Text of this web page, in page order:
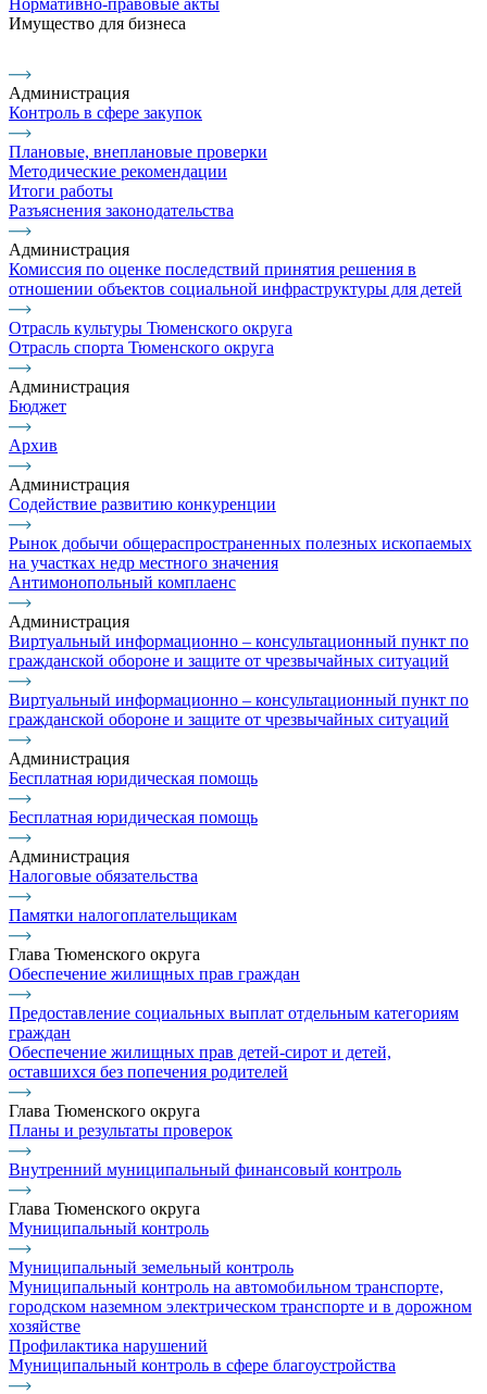
Нормативно-правовые акты
Имущество для бизнеса
Администрация
Контроль в сфере закупок
Плановые, внеплановые проверки
Методические рекомендации
Итоги работы
Разъяснения законодательства
Администрация
Комиссия по оценке последствий принятия решения в
отношении объектов социальной инфраструктуры для детей
Отрасль культуры Тюменского округа
Отрасль спорта Тюменского округа
Администрация
Бюджет
Архив
Администрация
Содействие развитию конкуренции
Рынок добычи общераспространенных полезных ископаемых
на участках недр местного значения
Антимонопольный комплаенс
Администрация
Виртуальный информационно – консультационный пункт по
гражданской обороне и защите от чрезвычайных ситуаций
Виртуальный информационно – консультационный пункт по
гражданской обороне и защите от чрезвычайных ситуаций
Администрация
Бесплатная юридическая помощь
Бесплатная юридическая помощь
Администрация
Налоговые обязательства
Памятки налогоплательщикам
Глава Тюменского округа
Обеспечение жилищных прав граждан
Предоставление социальных выплат отдельным категориям
граждан
Обеспечение жилищных прав детей-сирот и детей,
оставшихся без попечения родителей
Глава Тюменского округа
Планы и результаты проверок
Внутренний муниципальный финансовый контроль
Глава Тюменского округа
Муниципальный контроль
Муниципальный земельный контроль
Муниципальный контроль на автомобильном транспорте,
городском наземном электрическом транспорте и в дорожном
хозяйстве
Профилактика нарушений
Муниципальный контроль в сфере благоустройства